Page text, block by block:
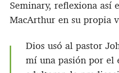
Seminary, reflexiona así
MacArthur en su propia
Dios usó al pastor
mí una pasión por el